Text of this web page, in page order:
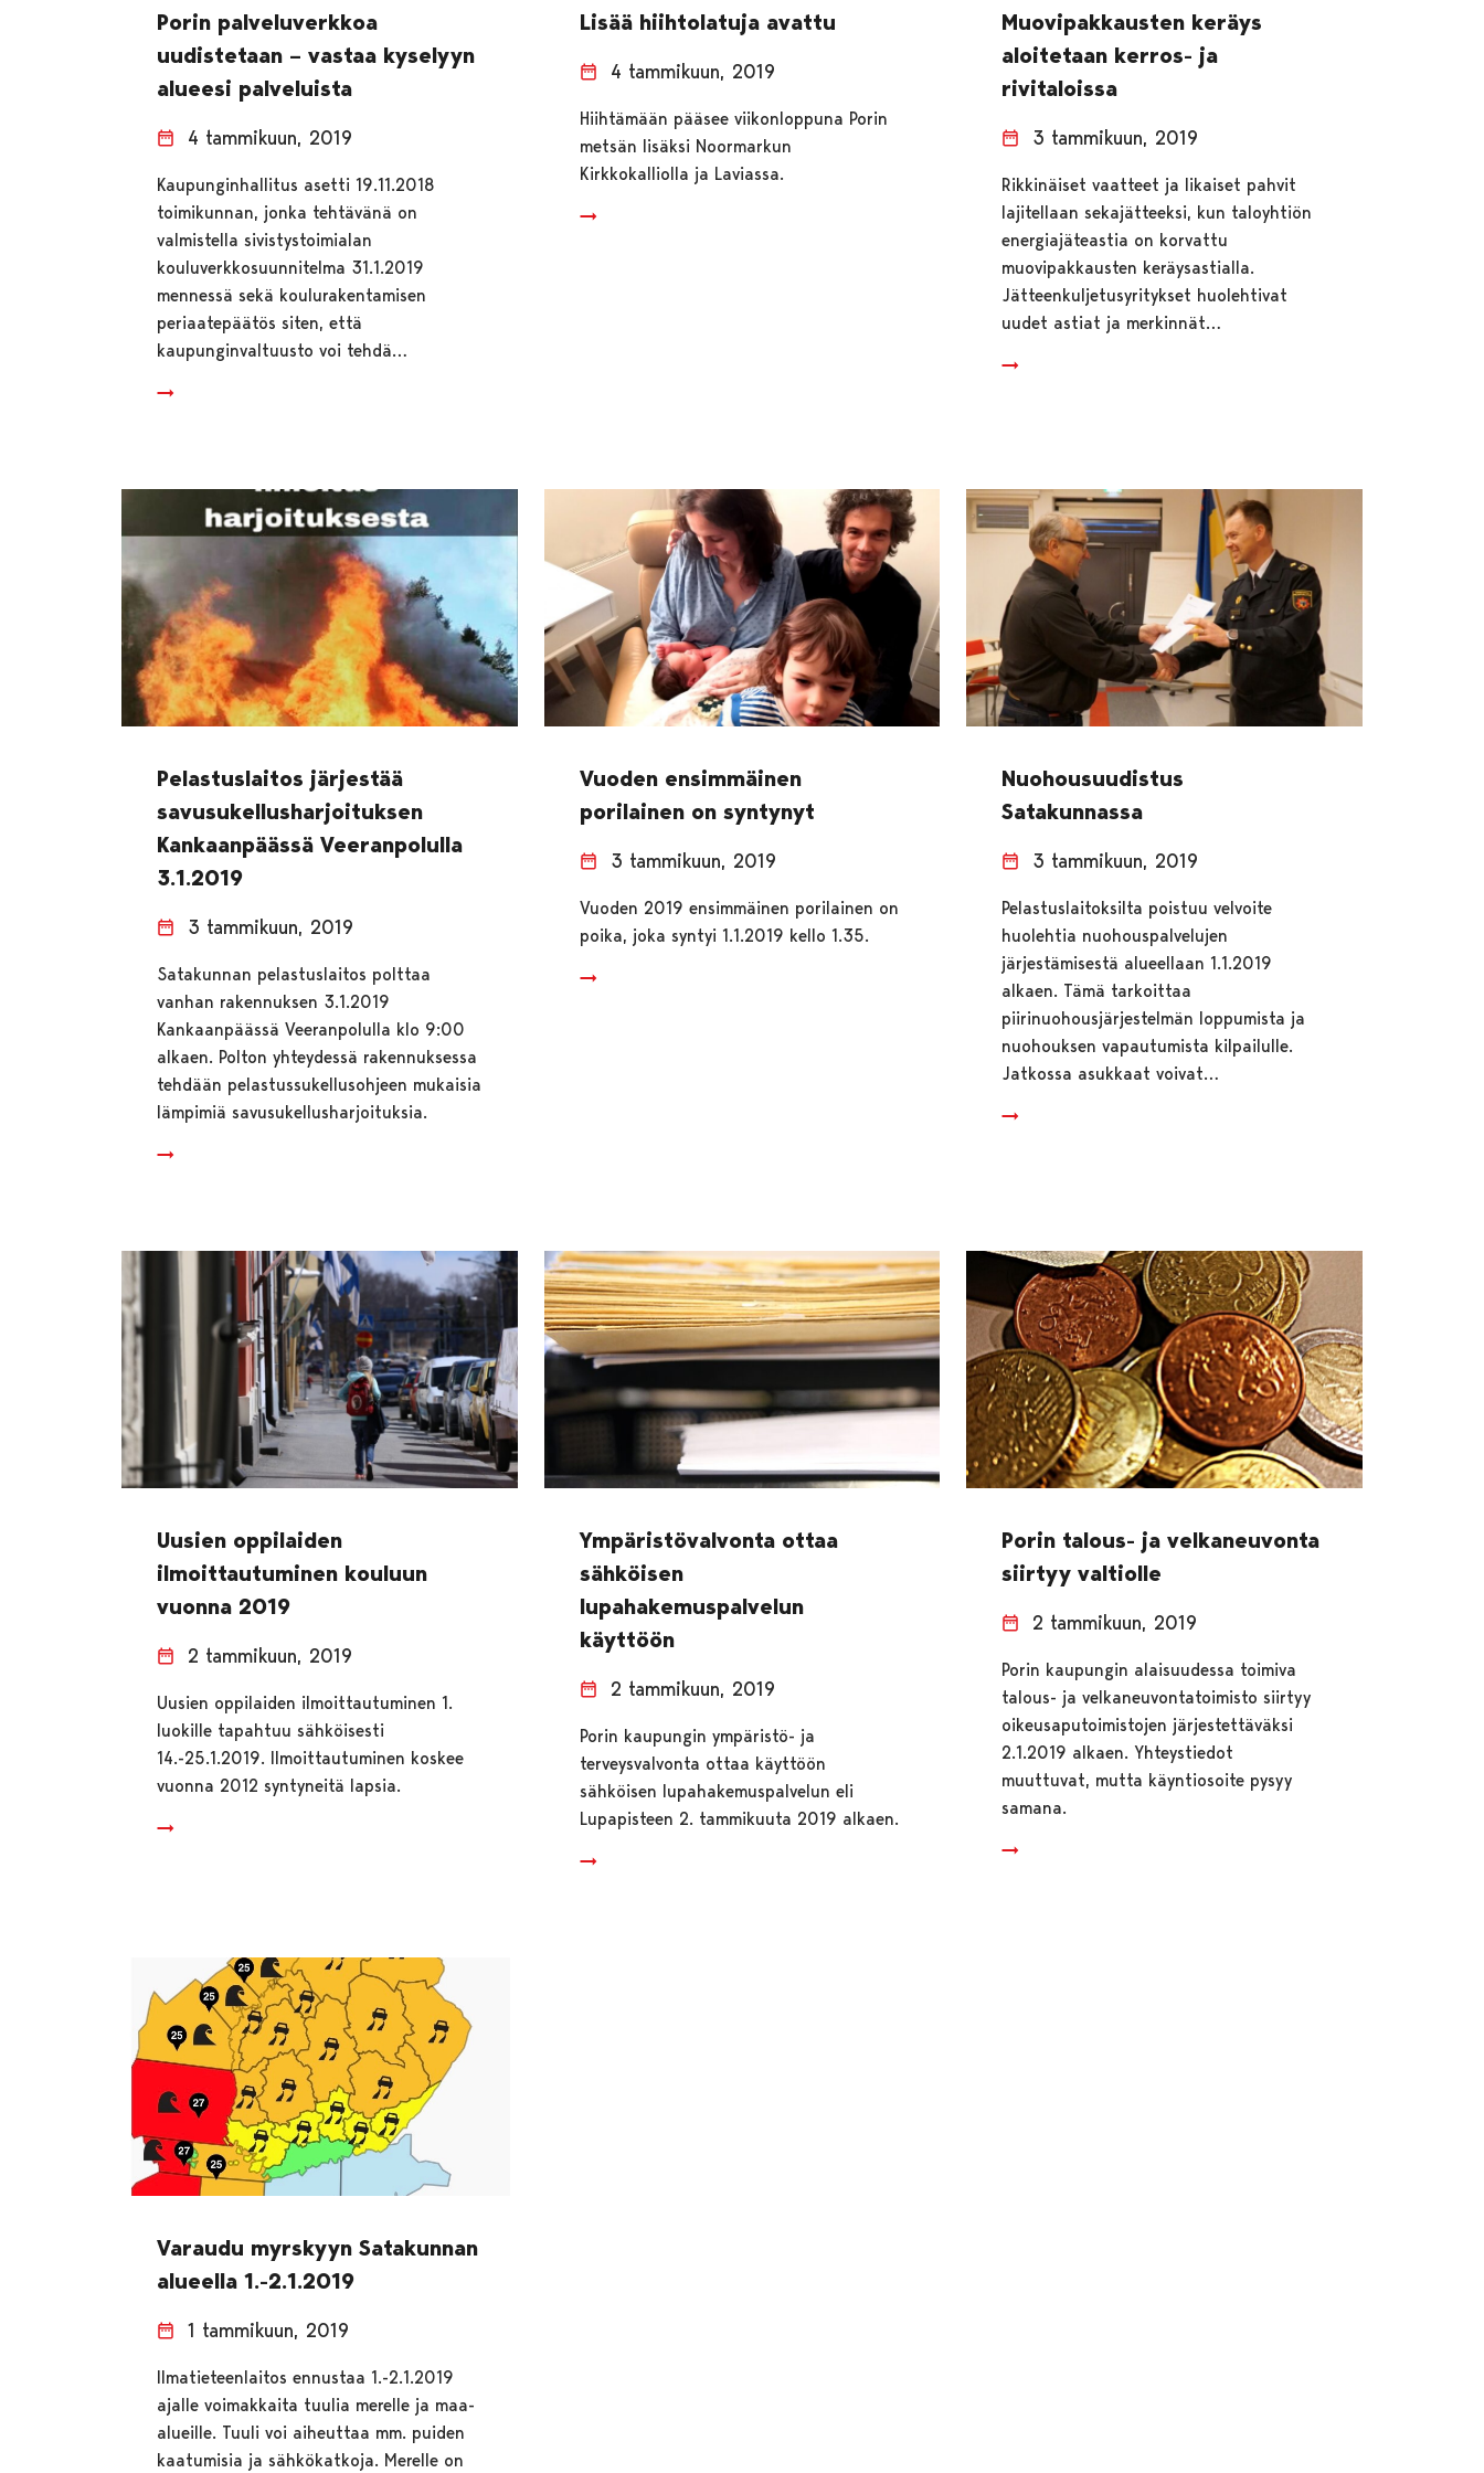
Porin palveluverkkoa
uudistetaan – vastaa kyselyyn
alueesi palveluista
4 tammikuun, 2019
Kaupunginhallitus asetti 19.11.2018
toimikunnan, jonka tehtävänä on
valmistella sivistystoimialan
kouluverkkosuunnitelma 31.1.2019
mennessä sekä koulurakentamisen
periaatepäätös siten, että
kaupunginvaltuusto voi tehdä…
Lisää hiihtolatuja avattu
4 tammikuun, 2019
Hiihtämään pääsee viikonloppuna Porin
metsän lisäksi Noormarkun
Kirkkokalliolla ja Laviassa.
Muovipakkausten keräys
aloitetaan kerros- ja
rivitaloissa
3 tammikuun, 2019
Rikkinäiset vaatteet ja likaiset pahvit
lajitellaan sekajätteeksi, kun taloyhtiön
energiajäteastia on korvattu
muovipakkausten keräysastialla.
Jätteenkuljetusyritykset huolehtivat
uudet astiat ja merkinnät…
Pelastuslaitos järjestää
savusukellusharjoituksen
Kankaanpäässä Veeranpolulla
3.1.2019
3 tammikuun, 2019
Satakunnan pelastuslaitos polttaa
vanhan rakennuksen 3.1.2019
Kankaanpäässä Veeranpolulla klo 9:00
alkaen. Polton yhteydessä rakennuksessa
tehdään pelastussukellusohjeen mukaisia
lämpimiä savusukellusharjoituksia.
Vuoden ensimmäinen
porilainen on syntynyt
3 tammikuun, 2019
Vuoden 2019 ensimmäinen porilainen on
poika, joka syntyi 1.1.2019 kello 1.35.
Nuohousuudistus
Satakunnassa
3 tammikuun, 2019
Pelastuslaitoksilta poistuu velvoite
huolehtia nuohouspalvelujen
järjestämisestä alueellaan 1.1.2019
alkaen. Tämä tarkoittaa
piirinuohousjärjestelmän loppumista ja
nuohouksen vapautumista kilpailulle.
Jatkossa asukkaat voivat…
Uusien oppilaiden
ilmoittautuminen kouluun
vuonna 2019
2 tammikuun, 2019
Uusien oppilaiden ilmoittautuminen 1.
luokille tapahtuu sähköisesti
14.-25.1.2019. Ilmoittautuminen koskee
vuonna 2012 syntyneitä lapsia.
Ympäristövalvonta ottaa
sähköisen
lupahakemuspalvelun
käyttöön
2 tammikuun, 2019
Porin kaupungin ympäristö- ja
terveysvalvonta ottaa käyttöön
sähköisen lupahakemuspalvelun eli
Lupapisteen 2. tammikuuta 2019 alkaen.
Porin talous- ja velkaneuvonta
siirtyy valtiolle
2 tammikuun, 2019
Porin kaupungin alaisuudessa toimiva
talous- ja velkaneuvontatoimisto siirtyy
oikeusaputoimistojen järjestettäväksi
2.1.2019 alkaen. Yhteystiedot
muuttuvat, mutta käyntiosoite pysyy
samana.
Varaudu myrskyyn Satakunnan
alueella 1.-2.1.2019
1 tammikuun, 2019
Ilmatieteenlaitos ennustaa 1.-2.1.2019
ajalle voimakkaita tuulia merelle ja maa-
alueille. Tuuli voi aiheuttaa mm. puiden
kaatumisia ja sähkökatkoja. Merelle on